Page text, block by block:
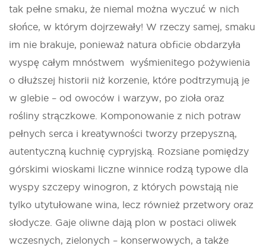
tak pełne smaku, że niemal można wyczuć w nich
słońce, w którym dojrzewały! W rzeczy samej, smaku
im nie brakuje, ponieważ natura obficie obdarzyła
wyspę całym mnóstwem wyśmienitego pożywienia
o dłuższej historii niż korzenie, które podtrzymują je
w glebie – od owoców i warzyw, po zioła oraz
rośliny strączkowe. Komponowanie z nich potraw
pełnych serca i kreatywności tworzy przepyszną,
autentyczną kuchnię cypryjską. Rozsiane pomiędzy
górskimi wioskami liczne winnice rodzą typowe dla
wyspy szczepy winogron, z których powstają nie
tylko utytułowane wina, lecz również przetwory oraz
słodycze. Gaje oliwne dają plon w postaci oliwek
wczesnych, zielonych – konserwowych, a także